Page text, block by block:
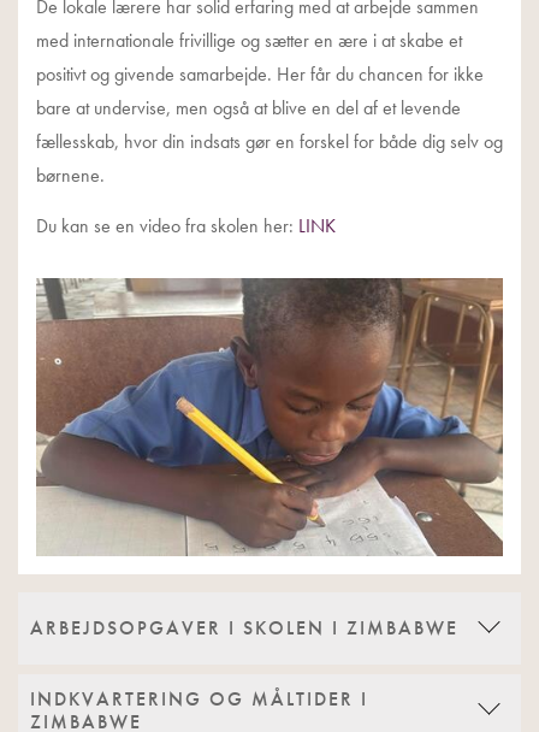
De lokale lærere har solid erfaring med at arbejde sammen
med internationale frivillige og sætter en ære i at skabe et
positivt og givende samarbejde. Her får du chancen for ikke
bare at undervise, men også at blive en del af et levende
fællesskab, hvor din indsats gør en forskel for både dig selv og
børnene.
Du kan se en video fra skolen her: LINK
ARBEJDSOPGAVER I SKOLEN I ZIMBABWE
INDKVARTERING OG MÅLTIDER I
ZIMBABWE